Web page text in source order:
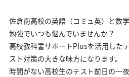
佐倉南高校の英語（コミュ英）と数
勉強でいつも悩んでいませんか？
高校教科書サポートPlusを活用した
スト対策の大きな味方になります。
時間がない高校生のテスト前日の一